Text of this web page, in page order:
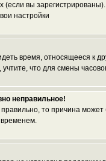
(если вы
настройки
время, относящееся к
что для смены
неправильное!
то причина